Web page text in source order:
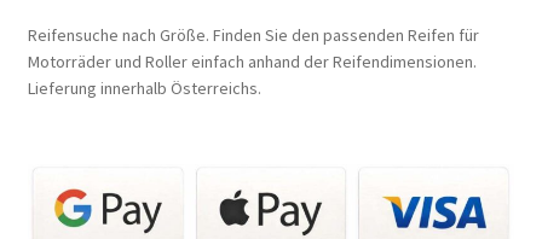
Reifensuche nach Größe. Finden Sie den passenden Reifen für
Motorräder und Roller einfach anhand der Reifendimensionen.
Lieferung innerhalb Österreichs.